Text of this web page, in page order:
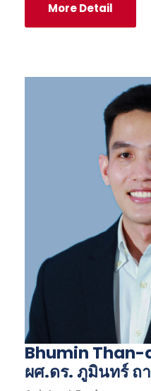
More Detail
Bhumin Than-
ผศ.ดร. ภูมินทร์ ถ